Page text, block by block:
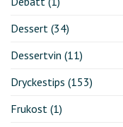
Dessert (34)
Dessertvin (11)
Dryckestips (153)
Frukost (1)